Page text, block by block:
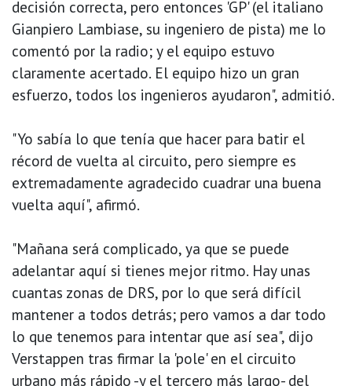
decisión correcta, pero entonces 'GP' (el italiano
Gianpiero Lambiase, su ingeniero de pista) me lo
comentó por la radio; y el equipo estuvo
claramente acertado. El equipo hizo un gran
esfuerzo, todos los ingenieros ayudaron", admitió.
"Yo sabía lo que tenía que hacer para batir el
récord de vuelta al circuito, pero siempre es
extremadamente agradecido cuadrar una buena
vuelta aquí", afirmó.
"Mañana será complicado, ya que se puede
adelantar aquí si tienes mejor ritmo. Hay unas
cuantas zonas de DRS, por lo que será difícil
mantener a todos detrás; pero vamos a dar todo
lo que tenemos para intentar que así sea", dijo
Verstappen tras firmar la 'pole' en el circuito
urbano más rápido -y el tercero más largo- del